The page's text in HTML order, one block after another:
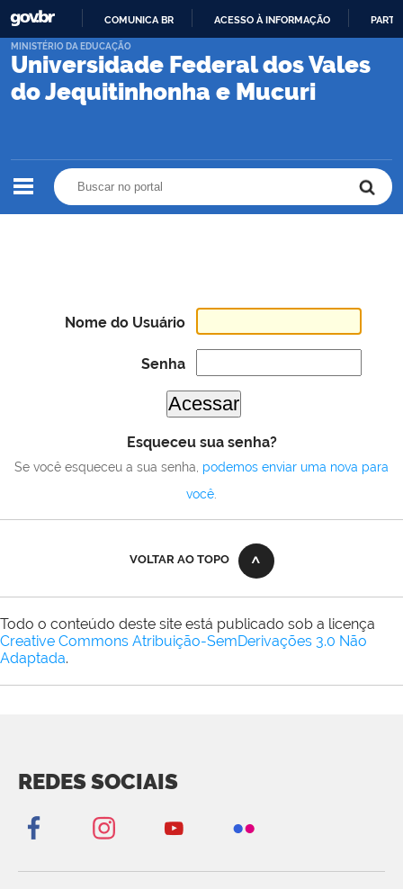
PARA
CONTEÚDO
COMUNICA BR ACESSO À INFORMAÇÃO
Universidade Federal dos Vales
do Jequitinhonha e Mucuri
MINISTÉRIO DA EDUCAÇÃO
Nome do Usuário
Senha
Esqueceu sua senha?
Se você esqueceu a sua senha, podemos enviar uma nova para
você
VOLTAR AO TOPO
Todo o conteúdo deste site está publicado sob a licença
Creative Commons Atribuição-SemDerivações 3.0 Não
Adaptada.
REDES SOCIAIS